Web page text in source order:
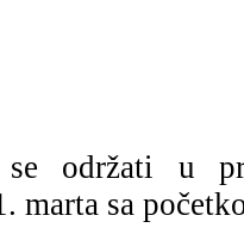
održati u
marta sa